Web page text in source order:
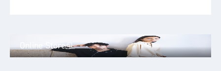
Online Store